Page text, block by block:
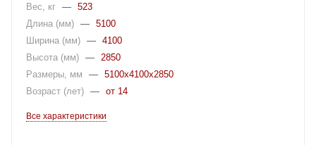
Вес, кг — 523
Длина (мм) — 5100
Ширина (мм) — 4100
Высота (мм) —
2850
Размеры, мм
— 5100x4100x2850
Возраст (лет) — от 14
Все характеристики